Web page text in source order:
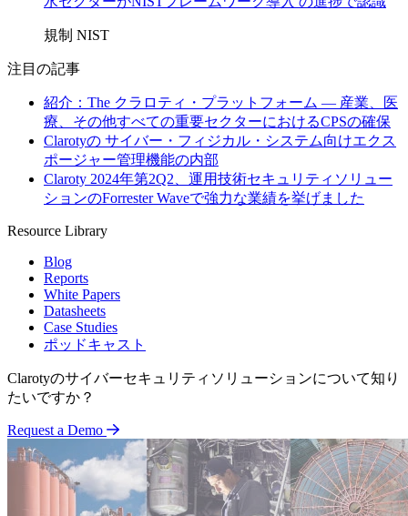
規制 NIST
注目の記事
紹介：The クラロティ・プラットフォーム — 産業、医
療、その他すべての重要セクターにおけるCPSの確保
Clarotyの サイバー・フィジカル・システム向けエクス
ポージャー管理機能の内部
Claroty 2024年第2Q2、運用技術セキュリティソリュー
ションのForrester Waveで強力な業績を挙げました
Resource Library
Blog
Reports
White Papers
Datasheets
Case Studies
ポッドキャスト
Clarotyのサイバーセキュリティソリューションについて知り
たいですか？
Request a Demo